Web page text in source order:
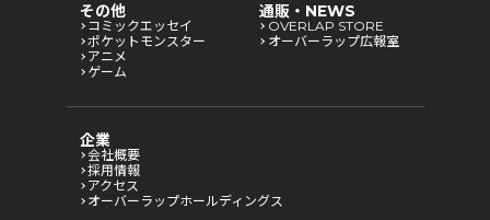
その他
コミックエッセイ
ポケットモンスター
アニメ
ゲーム
通販・NEWS
OVERLAP STORE
オーバーラップ広報室
企業
会社概要
採用情報
アクセス
オーバーラップホールディングス